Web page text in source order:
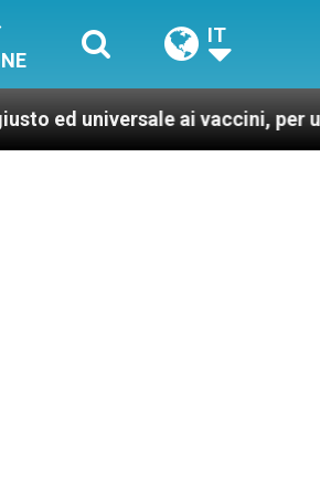
IT
ai vaccini, per un mondo più